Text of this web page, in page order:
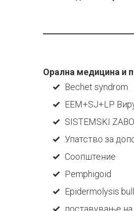
(5-
Орална медицина и
Bechet syndrom
EEM+SJ+LP
SISTEMSKI
Упатство за
Соопштение
Pemphigoid
Epidermolysis
поставување на